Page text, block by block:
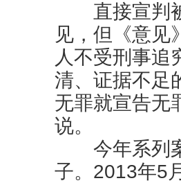
直接宣判被
见，但《意见
人不受刑事追
清、证据不足
无罪就宣告无
说。
今年系列案
子。2013年5